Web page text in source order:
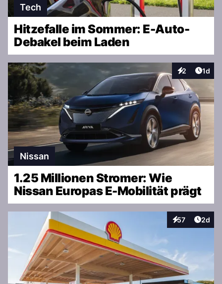
Tech
Hitzefalle im Sommer: E-Auto-
Debakel beim Laden
2
Interaktionen
1d
Nissan
1.25 Millionen Stromer: Wie
Nissan Europas E-Mobilität prägt
57
Interaktionen
2d